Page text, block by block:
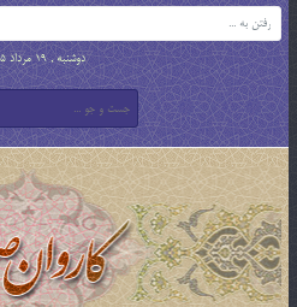
دوشنبه , 19 مرداد 1405